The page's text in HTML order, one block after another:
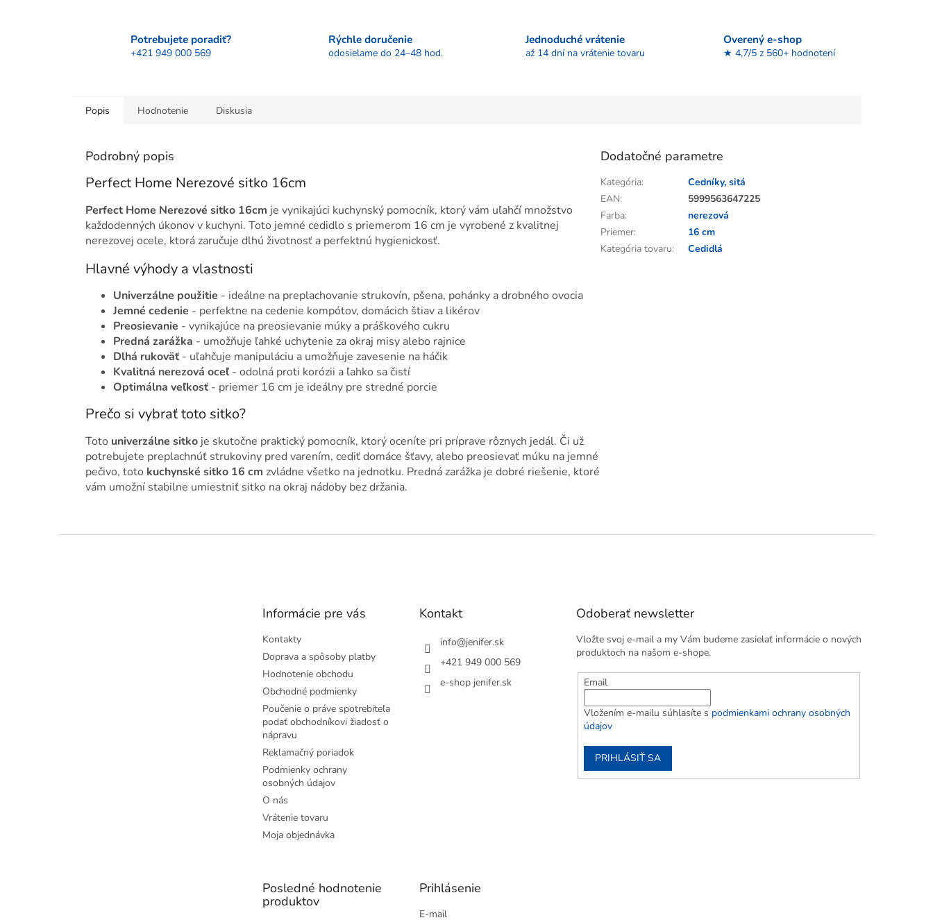
Potrebujete poradiť?
+421 949 000 569
Rýchle doručenie
odosielame do 24–48 hod.
Jednoduché vrátenie
až 14 dní na vrátenie tovaru
Overený e-shop
★ 4,7/5 z 560+ hodnotení
Popis Hodnotenie Diskusia
Podrobný popis
Perfect Home Nerezové sitko 16cm
Perfect Home Nerezové sitko 16cm je vynikajúci kuchynský pomocník, ktorý vám uľahčí množstvo
každodenných úkonov v kuchyni. Toto jemné cedidlo s priemerom 16 cm je vyrobené z kvalitnej
nerezovej ocele, ktorá zaručuje dlhú životnosť a perfektnú hygienickosť.
Hlavné výhody a vlastnosti
Univerzálne použitie - ideálne na preplachovanie strukovín, pšena, pohánky a drobného ovocia
Jemné cedenie - perfektne na cedenie kompótov, domácich štiav a likérov
Preosievanie - vynikajúce na preosievanie múky a práškového cukru
Predná zarážka - umožňuje ľahké uchytenie za okraj misy alebo rajnice
Dlhá rukoväť - uľahčuje manipuláciu a umožňuje zavesenie na háčik
Kvalitná nerezová oceľ - odolná proti korózii a ľahko sa čistí
Optimálna veľkosť - priemer 16 cm je ideálny pre stredné porcie
Prečo si vybrať toto sitko?
Toto univerzálne sitko je skutočne praktický pomocník, ktorý oceníte pri príprave rôznych jedál. Či už
potrebujete preplachnúť strukoviny pred varením, cediť domáce šťavy, alebo preosievať múku na jemné
pečivo, toto kuchynské sitko 16 cm zvládne všetko na jednotku. Predná zarážka je dobré riešenie, ktoré
vám umožní stabilne umiestniť sitko na okraj nádoby bez držania.
Dodatočné parametre
Kategória:
Cedníky, sitá
EAN:
5999563647225
Farba:
nerezová
Priemer:
16 cm
Kategória tovaru: Cedidlá
Informácie pre vás
Kontakty
Doprava a spôsoby platby
Hodnotenie obchodu
Obchodné podmienky
Poučenie o práve spotrebiteľa
podať obchodníkovi žiadosť o
nápravu
Reklamačný poriadok
Podmienky ochrany
osobných údajov
O nás
Vrátenie tovaru
Moja objednávka
Kontakt
info@jenifer.sk
+421 949 000 569
e-shop jenifer.sk
Odoberať newsletter
Vložte svoj e-mail a my Vám budeme zasielať informácie o nových
produktoch na našom e-shope.
Email
Vložením e-mailu súhlasíte s podmienkami ochrany osobných
údajov
PRIHLÁSIŤ SA
Posledné hodnotenie
produktov
Prihlásenie
E-mail